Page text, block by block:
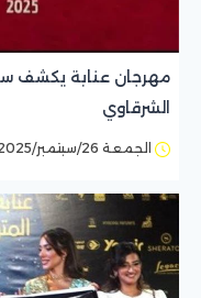
مهرجان عنابة يكشف
الشرقاوي
الجمعة 26/سبتمبر/2025 - 09:09 م